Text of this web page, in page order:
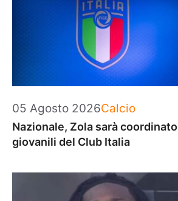
05 Agosto 2026Categorie
Calcio
Nazionale, Zola sarà
giovanili del Club Italia